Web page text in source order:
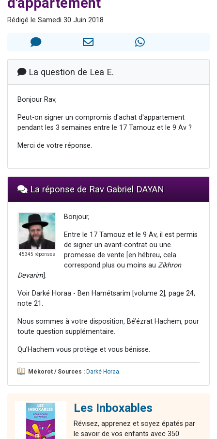
Il reste 49 places pour étudier en groupe sur Zoom
12 nouvelles musiques dans Torah-Box Music
Rédigé le Samedi 30 Juin 2018
La question de Lea E.
Bonjour Rav,
Peut-on signer un compromis d'achat d'appartement
pendant les 3 semaines entre le 17 Tamouz et le 9 Av ?
Merci de votre réponse.
La réponse de Rav Gabriel DAYAN
45345 réponses
Bonjour,
Entre le 17 Tamouz et le 9 Av, il est permis
de signer un avant-contrat ou une
promesse de vente [en hébreu, cela
correspond plus ou moins au Zikhron
Devarim ].
Voir Darké Horaa - Ben Hamétsarim [volume 2], page 24,
note 21.
Nous sommes à votre disposition, Bé’ézrat Hachem, pour
toute question supplémentaire.
Qu’Hachem vous protège et vous bénisse.
Mékorot / Sources : Darké Horaa.
Les Inboxables
Révisez, apprenez et soyez épatés par
le savoir de vos enfants avec 350